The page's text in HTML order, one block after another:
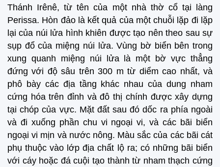
Thánh Irênê, từ tên của một nhà thờ cổ tại làng
Perissa. Hòn đảo là kết quả của một chuỗi lặp đi lặp
lại của núi lửa hình khiên được tạo nên theo sau sự
sụp đổ của miệng núi lửa. Vùng bờ biển bên trong
xung quanh miệng núi lửa là một bờ vực thẳng
đứng với độ sâu trên 300 m từ diểm cao nhất, và
phô bày các địa tầng khác nhau của dung nham
cứng hóa trên đỉnh và đô thị chính được xây dựng
tại chóp của vực. Mặt đất sau đó dốc ra phía ngoài
và đi xuống phần chu vi ngoại vi, và các bãi biển
ngoại vi mịn và nước nông. Màu sắc của các bãi cát
phụ thuộc vào lớp địa chất lộ ra; có những bãi biển
với cáy hoặc đá cuội tạo thành từ nham thạch cứng